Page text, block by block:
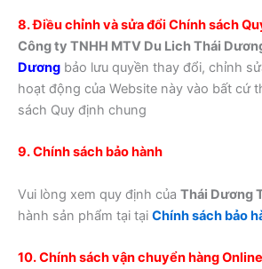
8. Điều chỉnh và sửa đổi Chính sách
Công ty TNHH MTV Du Lich Thái
Dương bảo lưu quyền thay đổi, chỉnh
hoạt động của Website này vào bất cứ
sách Quy định chung
9. Chính sách bảo hành
Vui lòng xem quy định của Thái Dương
hành sản phẩm tại tại Chính sách bảo
10. Chính sách vận chuyển hàng Online